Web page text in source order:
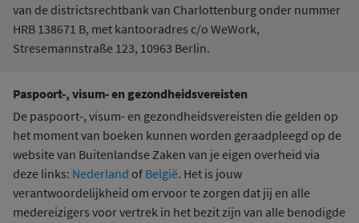
van de districtsrechtbank van Charlottenburg onder nummer
HRB 138671 B, met kantooradres c/o WeWork,
Stresemannstraße 123, 10963 Berlin.
Paspoort-, visum- en gezondheidsvereisten
De paspoort-, visum- en gezondheidsvereisten die gelden op
het moment van boeken kunnen worden geraadpleegd op de
website van Buitenlandse Zaken van je eigen overheid via
deze links: Nederland of België. Het is jouw
verantwoordelijkheid om ervoor te zorgen dat jij en alle
medereizigers voor vertrek in het bezit zijn van alle benodigde